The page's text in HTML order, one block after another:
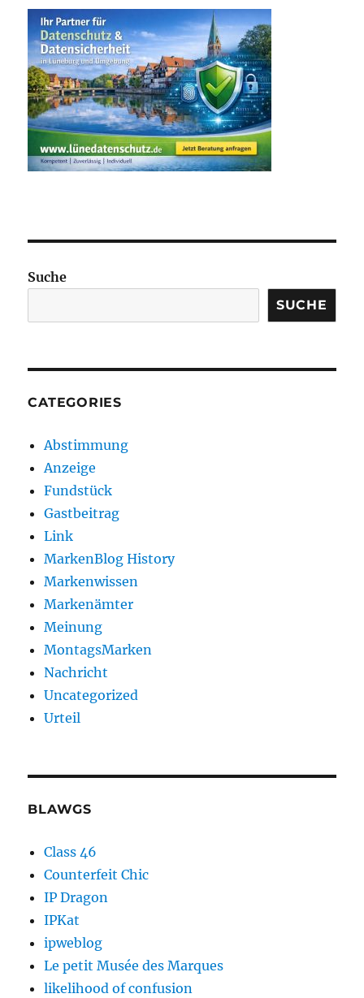
Suche
SUCHE
CATEGORIES
Abstimmung
Anzeige
Fundstück
Gastbeitrag
Link
MarkenBlog History
Markenwissen
Markenämter
Meinung
MontagsMarken
Nachricht
Uncategorized
Urteil
BLAWGS
Class 46
Counterfeit Chic
IP Dragon
IPKat
ipweblog
Le petit Musée des Marques
likelihood of confusion